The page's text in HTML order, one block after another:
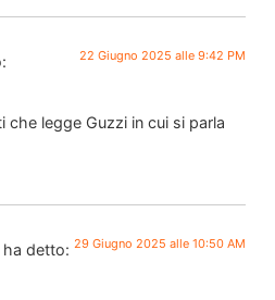
22 Giugno 2025 alle 9:42 PM
che legge Guzzi in cui si parla
ha detto: 29 Giugno 2025 alle 10:50 AM